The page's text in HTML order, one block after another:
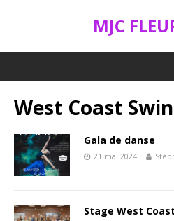
MJC
West Coast
Gala de danse
21 mai 2024
Stage West